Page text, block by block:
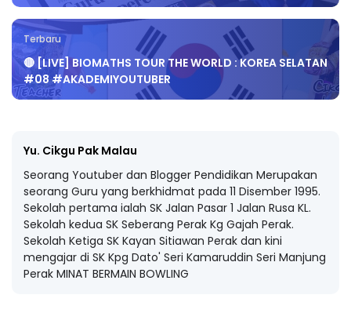
Terbaru
🔴 [LIVE] BIOMATHS TOUR THE WORLD : KOREA SELATAN
#08 #AKADEMIYOUTUBER
Yu. Cikgu Pak Malau
Seorang Youtuber dan Blogger Pendidikan Merupakan
seorang Guru yang berkhidmat pada 11 Disember 1995.
Sekolah pertama ialah SK Jalan Pasar 1 Jalan Rusa KL.
Sekolah kedua SK Seberang Perak Kg Gajah Perak.
Sekolah Ketiga SK Kayan Sitiawan Perak dan kini
mengajar di SK Kpg Dato' Seri Kamaruddin Seri Manjung
Perak MINAT BERMAIN BOWLING